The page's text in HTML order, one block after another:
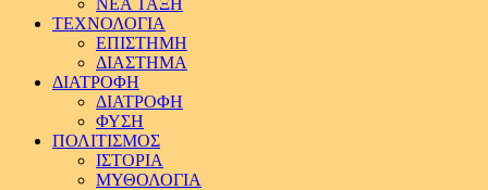
ΝΕΑ ΤΑΞΗ
ΤΕΧΝΟΛΟΓΙΑ
ΕΠΙΣΤΗΜΗ
ΔΙΑΣΤΗΜΑ
ΔΙΑΤΡΟΦΗ
ΔΙΑΤΡΟΦΗ
ΦΥΣΗ
ΠΟΛΙΤΙΣΜΟΣ
ΙΣΤΟΡΙΑ
ΜΥΘΟΛΟΓΙΑ